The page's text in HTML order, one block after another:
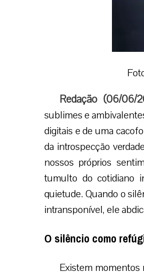
Redação (06/06/
sublimes e
digitais e de uma
da introspecção
nossos próprios
tumulto do cotidiano
quietude. Quando o
intransponível, ele
O silêncio como
Existem momentos